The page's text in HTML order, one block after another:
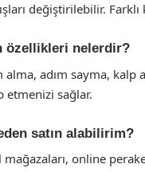
değiştirilebilir.
özellikleri nelerdir?
alma, adım sayma, kalp
sağlar.
satın alabilirim?
online